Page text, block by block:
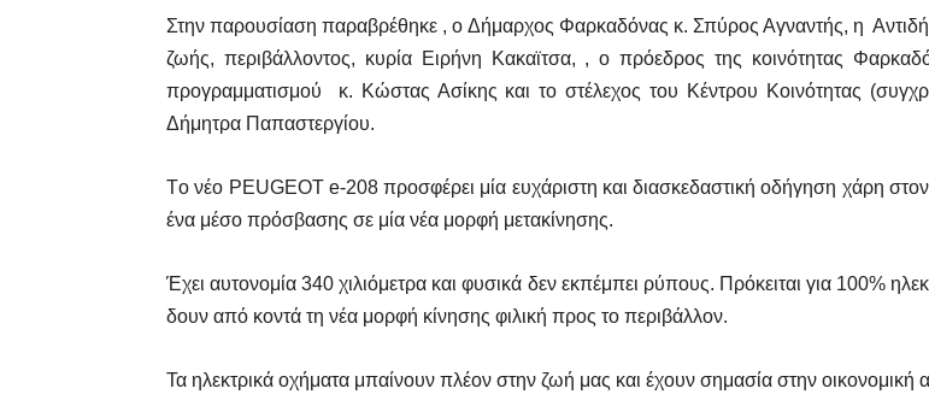
Στην παρουσίαση παραβρέθηκε , ο Δήμαρχος Φαρκαδόνας κ. Σπύρος Αγναντής, η
ζωής, περιβάλλοντος, κυρία Ειρήνη Κακαϊτσα, , ο πρόεδρος της κοινότητας
προγραμματισμού κ. Κώστας Ασίκης και το στέλεχος του Kέντρου Kοινότητας
Δήμητρα Παπαστεργίου.
Tο νέο PEUGEOT e-208 προσφέρει μία ευχάριστη και διασκεδαστική οδήγηση χάρη
ένα μέσο πρόσβασης σε μία νέα μορφή μετακίνησης.
Έχει αυτονομία 340 χιλιόμετρα και φυσικά δεν εκπέμπει ρύπους. Πρόκειται για 100%
δουν από κοντά τη νέα μορφή κίνησης φιλική προς το περιβάλλον.
Τα ηλεκτρικά οχήματα μπαίνουν πλέον στην ζωή μας και έχουν σημασία στην οικονομική